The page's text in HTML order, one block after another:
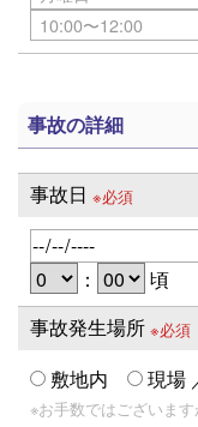
事故の詳細
事故日 ※必須
：
頃
事故発生場所 ※必須
敷地内 現場
※お手数ではございます